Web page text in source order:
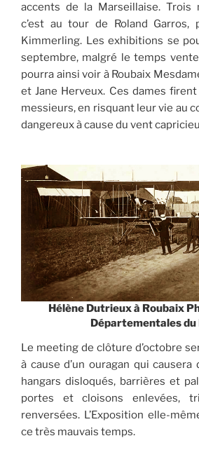
accents de la Marseillaise. Trois
c’est au tour de Roland Garros,
Kimmerling. Les exhibitions se
septembre, malgré le temps
pourra ainsi voir à Roubaix
et Jane Herveux. Ces dames
messieurs, en risquant leur vie au
dangereux à cause du vent
Hélène Dutrieux à Roubaix
Départementales du
Le meeting de clôture d’octobre
à cause d’un ouragan qui causera
hangars disloqués, barrières et
portes et cloisons enlevées,
renversées. L’Exposition elle-
ce très mauvais temps.